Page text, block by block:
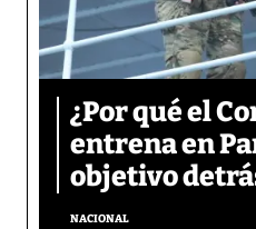
¿Por qué el
entrena en
objetivo
NACIONAL